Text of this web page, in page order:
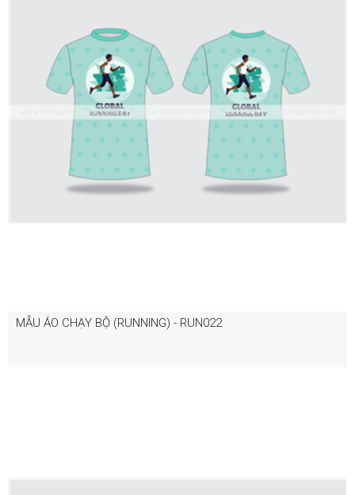
MẪU ÁO CHẠY BỘ (RUNNING) - RUN022